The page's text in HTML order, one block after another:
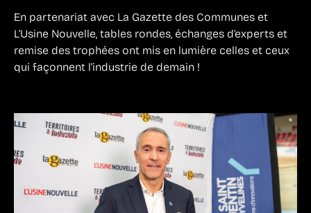
En partenariat avec La Gazette des Communes et
L’Usine Nouvelle, tables rondes, échanges d’experts et
remise des trophées ont mis en lumière celles et ceux
qui façonnent l’industrie de demain !